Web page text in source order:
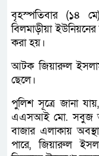
বৃহস্পতিবার (১৪
বিলমাড়ীয়া
করা হয়।
আটক জিয়ারুল ইসলাম
ছেলে।
পুলিশ সূত্রে জানা
এএসআই মো. সবুজ
বাজার এলাকায়
পারে, জিয়ারুল